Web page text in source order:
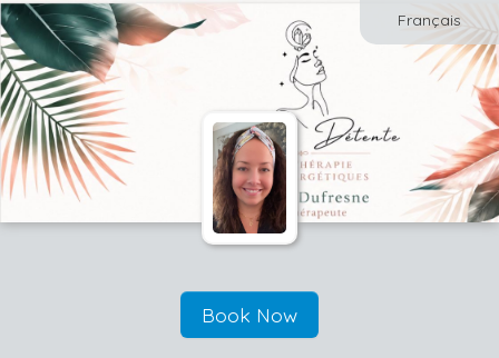
Français
Book Now